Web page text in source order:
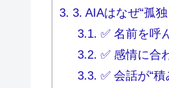
3. 3. AIAはなぜ“孤
3.1. ✅ 名前を呼
3.2. ✅ 感情に合
3.3. ✅ 会話が“